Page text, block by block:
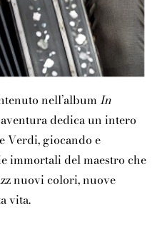
nell’album In
dedica un intero
Verdi, giocando e
immortali del maestro che
nuovi colori, nuove
vita.